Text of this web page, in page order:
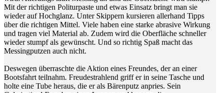
Mit der richtigen Politurpaste und etwas Einsatz bringt man sie
wieder auf Hochglanz. Unter Skippern kursieren allerhand Tipps
über die richtigen Mittel. Viele haben eine starke abrasive Wirkung
und tragen viel Material ab. Zudem wird die Oberfläche schneller
wieder stumpf als gewünscht. Und so richtig Spaß macht das
Messingputzen auch nicht.
Deswegen überraschte die Aktion eines Freundes, der an einer
Bootsfahrt teilnahm. Freudestrahlend griff er in seine Tasche und
holte eine Tube heraus, die er als Bärenputz anpries. Sein